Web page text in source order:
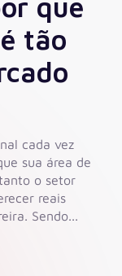
tão
cada vez
sua área de
o setor
reais
Sendo...